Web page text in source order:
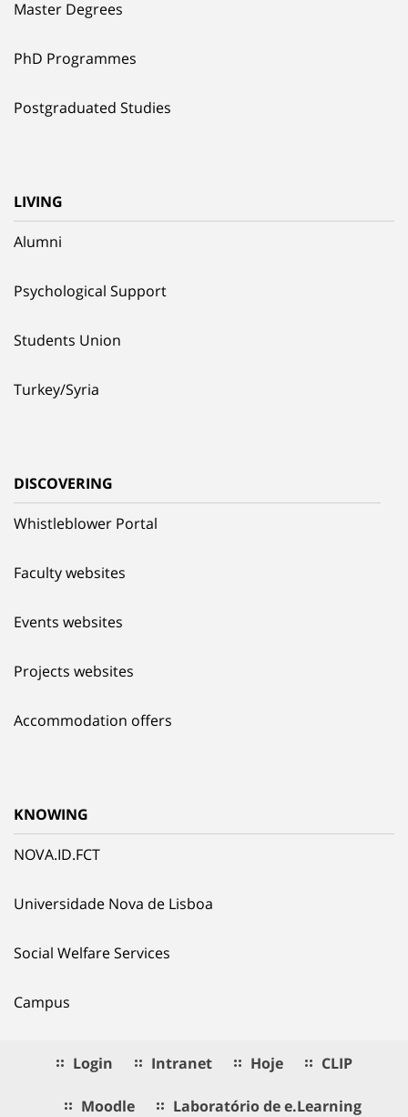
Master Degrees
PhD Programmes
Postgraduated Studies
LIVING
Alumni
Psychological Support
Students Union
Turkey/Syria
DISCOVERING
Whistleblower Portal
Faculty websites
Events websites
Projects websites
Accommodation offers
KNOWING
NOVA.ID.FCT
Universidade Nova de Lisboa
Social Welfare Services
Campus
Login Intranet Hoje CLIP
Moodle Laboratório de e.Learning